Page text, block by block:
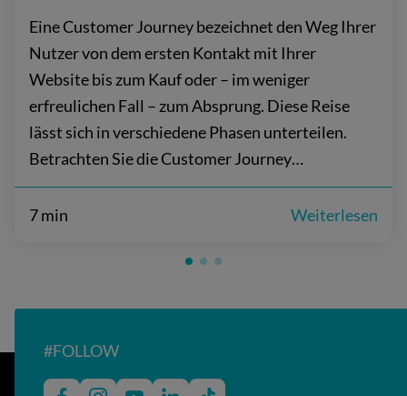
Eine Customer Journey bezeichnet den Weg Ihrer
Nutzer von dem ersten Kontakt mit Ihrer
Website bis zum Kauf oder – im weniger
erfreulichen Fall – zum Absprung. Diese Reise
lässt sich in verschiedene Phasen unterteilen.
Betrachten Sie die Customer Journey…
7 min Weiterlesen
#FOLLOW